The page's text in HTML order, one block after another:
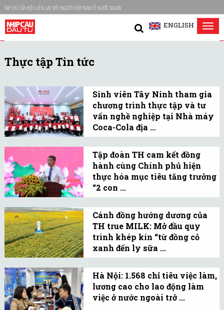
TẠP CHÍ CỦA HỘI LIÊN LẠC VỚI NGƯỜI VIỆT NAM Ở NƯỚC NGOÀI
ENGLISH
Thực tập Tin tức
Sinh viên Tây Ninh tham gia
chương trình thực tập và tư
vấn nghề nghiệp tại Nhà máy
Coca-Cola địa ...
Sự kiện đánh dấu hoàn
thành hành trình học tập
và trải nghiệm thực tế
kéo dài 5 tuần dành cho
20 sinh viên xuất sắc của
Trường Cao đẳng Long
An.
Tập đoàn TH cam kết đồng
hành cùng Chính phủ hiện
thực hóa mục tiêu tăng trưởng
“2 con ...
Anh hùng Lao động Thái
Hương, Chủ tịch Hội đồng
Chiến lược Tập đoàn TH,
đã có phát biểu hưởng
ứng toàn diện và tâm
huyết.
Cánh đồng hướng dương của
TH true MILK: Mở đầu quy
trình khép kín “từ đồng cỏ
xanh đến ly sữa ...
Hướng dương đại diện
cho khâu mở đầu trong
quy trình sản xuất khép
kín của TH true MILK, đó
Hà Nội: 1.568 chỉ tiêu việc làm,
lương cao cho lao động làm
việc ở nước ngoài trở ...